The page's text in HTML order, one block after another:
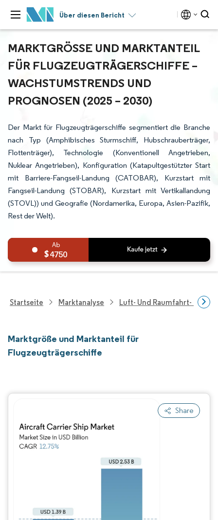
Über diesen Bericht
MARKTGRÖSSE UND MARKTANTEIL F
ÜR FLUGZEUGTRÄGERSCHIFFE – W
ACHSTUMSTRENDS UND P
ROGNOSEN (2025 – 2030)
Der Markt für Flugzeugträgerschiffe segmentiert die Branche
nach Typ (Amphibisches Sturmschiff, Hubschrauberträger,
Flottenträger), Technologie (Konventionell Angetrieben,
Nuklear Angetrieben), Konfiguration (Katapultgestützter Start
mit Barriere-Fangseil-Landung (CATOBAR), Kurzstart mit
Fangseil-Landung (STOBAR), Kurzstart mit Vertikallandung
(STOVL)) und Geografie (Nordamerika, Europa, Asien-Pazifik,
Rest der Welt).
4750
Startseite Marktanalyse Luft- Und Raumfahrt- Und
Marktgröße und Marktanteil für
Flugzeugträgerschiffe
Share